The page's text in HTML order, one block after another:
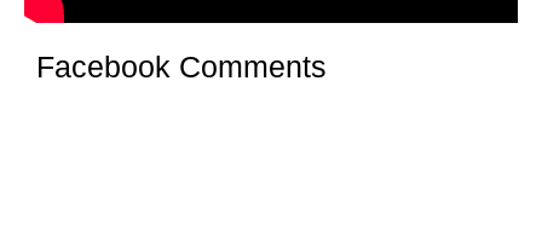
Facebook Comments